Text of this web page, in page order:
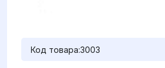
Код товара:3003